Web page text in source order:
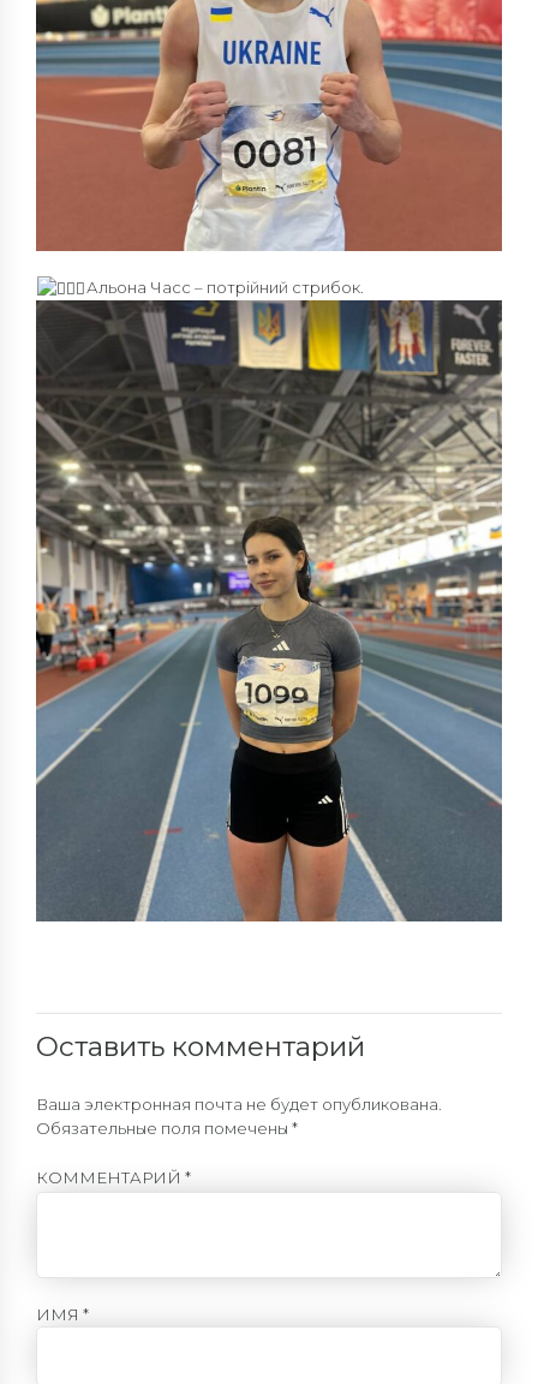
Альона Часс – потрійний стрибок.
Оставить комментарий
Ваша электронная почта не будет опубликована.
Обязательные поля помечены *
КОММЕНТАРИЙ *
ИМЯ *